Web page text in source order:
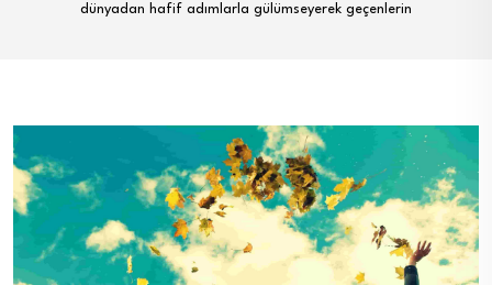
dünyadan hafif adımlarla gülümseyerek geçenlerin